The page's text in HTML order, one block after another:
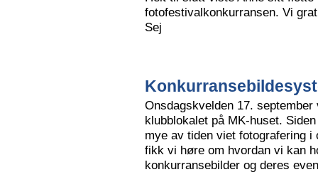
fotofestivalkonkurransen. Vi
Sej
Onsdagskvelden 17.
klubblokalet på MK-huset.
mye av tiden viet fotografering
fikk vi høre om hvordan vi kan
konkurransebilder og deres